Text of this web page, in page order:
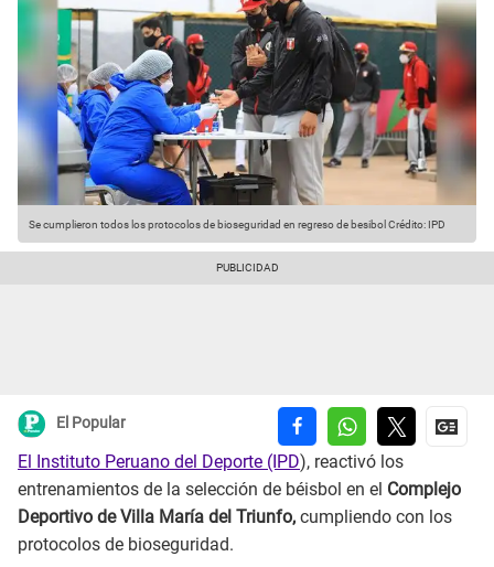
Se cumplieron todos los protocolos de bioseguridad en regreso de besibol Crédito: IPD
El Popular
El Instituto Peruano del Deporte (IPD), reactivó los
entrenamientos de la selección de béisbol en el Complejo
Deportivo de Villa María del Triunfo, cumpliendo con los
protocolos de bioseguridad.